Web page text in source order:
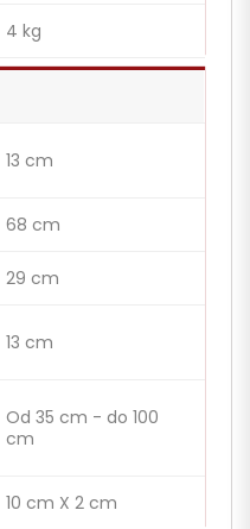
4 kg
13 cm
68 cm
29 cm
13 cm
Od 35 cm - do 100
cm
10 cm X 2 cm